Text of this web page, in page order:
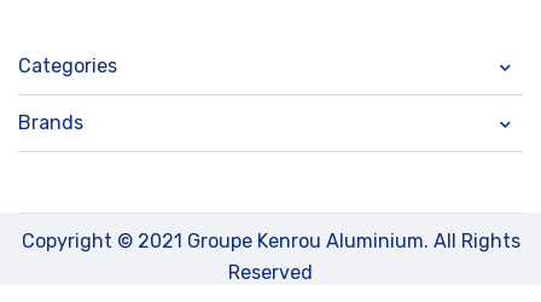
Categories
Brands
Copyright © 2021 Groupe Kenrou Aluminium. All Rights
Reserved